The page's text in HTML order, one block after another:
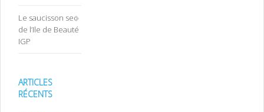
Le saucisson sec
de l’Ile de Beauté
IGP
ARTICLES
RÉCENTS